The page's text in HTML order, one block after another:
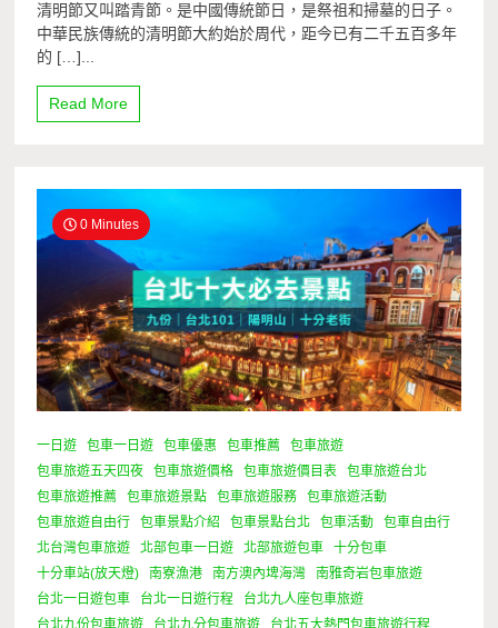
清明節又叫踏青節。是中國傳統節日，是祭祖和掃墓的日子。
中華民族傳統的清明節大約始於周代，距今已有二千五百多年
的 […]...
Read More
0 Minutes
一日遊 包車一日遊 包車優惠 包車推薦
包車旅遊
包車旅遊五天四夜
包車旅遊價格 包車旅遊價目表
包車旅遊台北
包車旅遊推薦
包車旅遊景點 包車旅遊服務
包車旅遊活動
包車旅遊自由行
包車景點介紹 包車景點台北 包車活動
包車自由行
北台灣包車旅遊
北部包車一日遊 北部旅遊包車
十分包車
十分車站(放天燈)
南寮漁港 南方澳內埤海灣
南雅奇岩包車旅遊
台北一日遊包車
台北一日遊行程
台北九人座包車旅遊
台北九份包車旅遊
台北九分包車旅遊
台北五大熱門包車旅遊行程